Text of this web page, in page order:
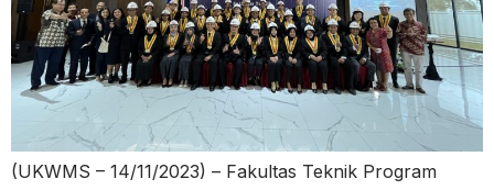
(UKWMS – 14/11/2023) – Fakultas Teknik Program